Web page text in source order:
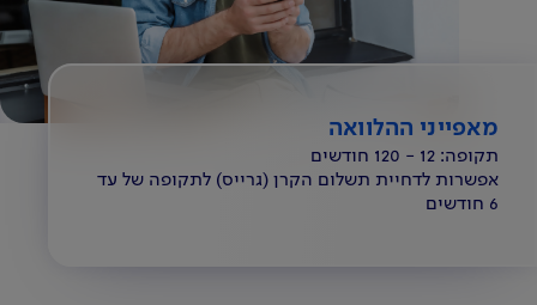
מאפייני ההלוואה
תקופה: 12 - 120 חודשים
אפשרות לדחיית תשלום הקרן (גרייס) לתקופה של עד
6 חודשים